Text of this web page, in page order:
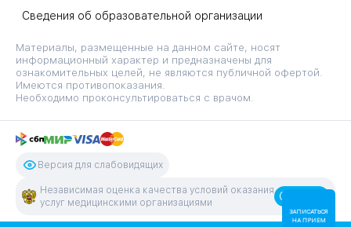
Сведения об образовательной организации
Материалы, размещенные на данном сайте, носят
информационный характер и предназначены для
ознакомительных целей, не являются публичной офертой.
Имеются противопоказания.
Необходимо проконсультироваться с врачом.
Версия для слабовидящих
Независимая оценка качества условий оказания
услуг медицинскими организациями
Оценить
ЗАПИСАТЬСЯ
НА ПРИЕМ